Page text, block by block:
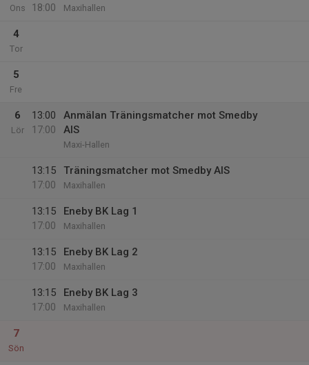
Ons
18:00
Maxihallen
4
Tor
5
Fre
6
Lör
13:00
17:00
Anmälan Träningsmatcher mot Smedby
AIS
Maxi-Hallen
13:15
17:00
Träningsmatcher mot Smedby AIS
Maxihallen
13:15
17:00
Eneby BK Lag 1
Maxihallen
13:15
17:00
Eneby BK Lag 2
Maxihallen
13:15
17:00
Eneby BK Lag 3
Maxihallen
7
Sön